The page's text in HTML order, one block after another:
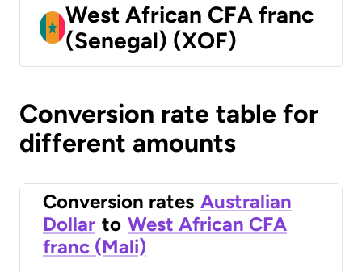
West African CFA franc
(Senegal) (XOF)
Conversion rate table for
different amounts
Conversion rates Australian
Dollar to West African CFA
franc (Mali)